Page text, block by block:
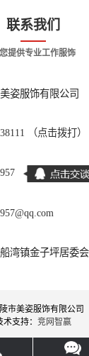
联系我们
提供专业工作服饰
姿服饰有限公司
（点击拨打）
湾镇金子坪居委
市美姿服饰有限公司
术支持： 竞网智赢